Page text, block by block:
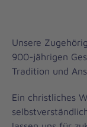
Unsere
900-jährigen
Tradition und
Ein christliches